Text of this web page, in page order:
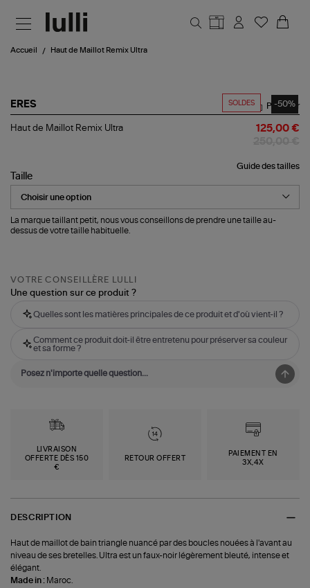
Accueil Haut de Maillot Remix Ultra
SOLDES -50%
ERES
Haut
Ultra
Partager
Haut de Maillot Remix Ultra 125,00 €
Guide des tailles
Taille
La marque taillant petit, nous vous conseillons de prendre une taille au-
dessus de votre taille habituelle.
VOTRE CONSEILLÈRE LULLI
Une question sur ce produit ?
Quelles sont les matières principales de ce produit et d'où vient-il ?
Comment ce produit doit-il être entretenu pour préserver sa couleur
et sa forme ?
LIVRAISON
OFFERTE DÈS 150
€
RETOUR OFFERT
PAIEMENT EN
3X,4X
DESCRIPTION
Haut de maillot de bain triangle nuancé par des boucles nouées à l'avant au
niveau de ses bretelles. Ultra est un faux-noir légèrement bleuté, intense et
élégant.
Made in : Maroc.